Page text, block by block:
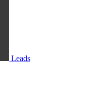
Leads